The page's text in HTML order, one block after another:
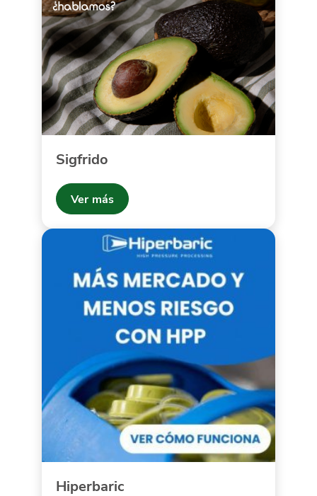
Sigfrido
Ver más
Hiperbaric